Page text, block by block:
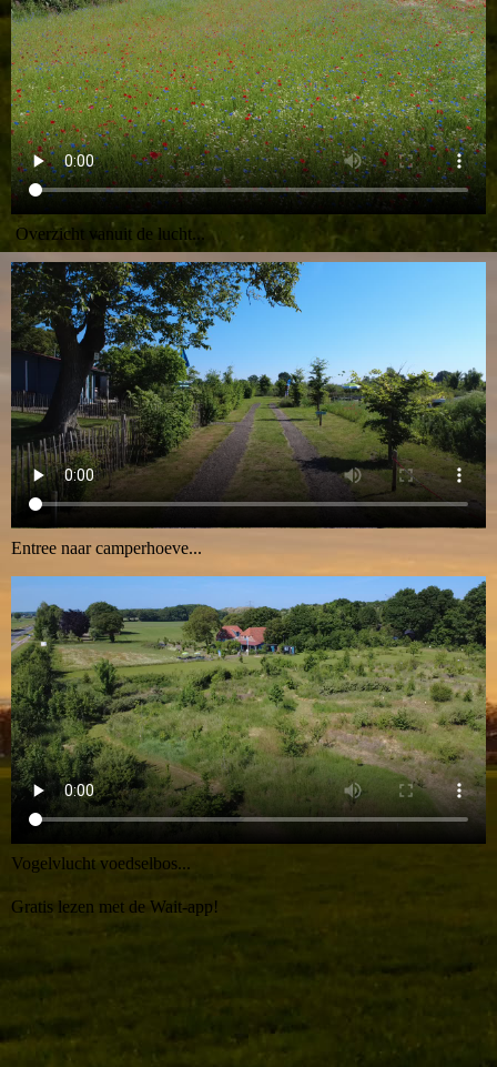
Overzicht vanuit de lucht...
Entree naar camperhoeve...
Vogelvlucht voedselbos...
Gratis lezen met de Wait-app!